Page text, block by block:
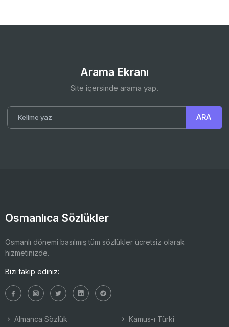
Arama Ekranı
Site içersinde arama yap.
Osmanlıca Sözlükler
Osmanlı dönemi basılmış tüm sözlükler ücretsiz olarak
hizmetinizde.
Bizi takip ediniz:
Almanca Sözlük Kamus-ı Türki